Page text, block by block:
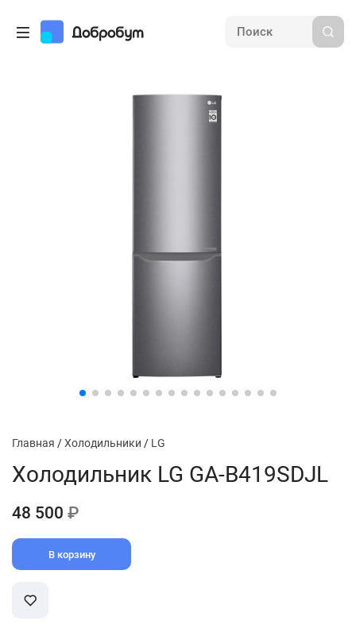
Главная /Холодильники / LG
Холодильник LG GA-B419SDJL
48 500 ₽
В корзину